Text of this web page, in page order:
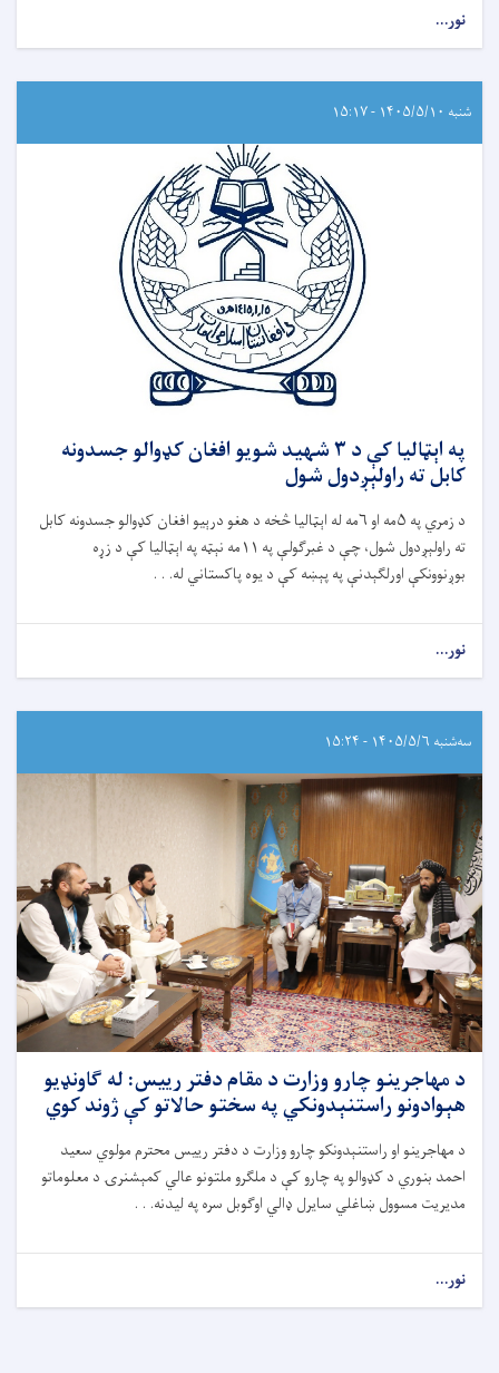
نور...
شنبه ۱۴۰۵/۵/۱۰ - ۱۵:۱۷
په اېټالیا کې د ۳ شهید شویو افغان کډوالو جسدونه
کابل ته راولېږدول شول
د زمري په ۵مه او ۶مه له اېټالیا څخه د هغو درېیو افغان کډوالو جسدونه کابل
ته راولېږدول شول، چې د غبرګولې په ۱۱مه نېټه په اېټالیا کې د زړه
بوږنوونکې اورلګېدنې په پېښه کې د یوه پاکستاني له. . .
نور...
سه‌شنبه ۱۴۰۵/۵/۶ - ۱۵:۲۴
د مهاجرینو چارو وزارت د مقام دفتر رییس: له ګاونډیو
هېوادونو راستنېدونکي په سختو حالاتو کې ژوند کوي
د مهاجرینو او راستنېدونکو چارو وزارت د دفتر رییس محترم مولوي سعید
احمد بنوري د کډوالو په چارو کې د ملګرو ملتونو عالي کمېشنرۍ د معلوماتو
مدیریت مسوول ښاغلي سایرل ډالي اوګوبل سره په لیدنه. . .
نور...